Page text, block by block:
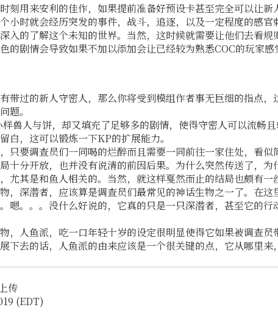
刻用来安利的佳作，如果提前准备好预设卡甚至完全可以让
小时就会经历突发的事件，战斗，追逐，以及一定程度的感
入的了解这个未知的世界。当然，这时候就需要让他们去看
的剧情会导致如果不加以添加会让已经较为熟悉COC的玩家
带过的新人守密人，那么你将受到模组作者事无巨细的指点
题。
兽人与饼，却又填充了足够多的剧情，使得守密人可以流畅
白，这可以锻炼一下KP的扩展能力。
只要调查员们一同喝的烂醉而且需要一同前往一家住处，看
十分开放，也并没有说清的前因后果。为什么突然传送了，
尤其是和鱼人相关的。当然，就这样戛然而止的结局也颇有一
，深潜者，应该算是调查员们最常见的神话生物之一了。在
嗯。。。没什么好说的，它真的只是一只深潜者，甚至它的
，人鱼派，吃一口年轻十岁的设定很明显使得它如果被调查
下去的话，人鱼派的由来应该是一个很关键的点，它从哪里来
传
(EDT)